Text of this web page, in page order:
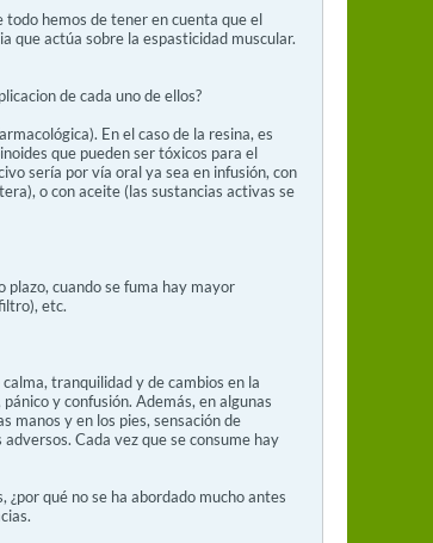
hemos de tener en cuenta que el
que actúa sobre la espasticidad muscular.
de cada uno de ellos?
En el caso de la resina, es
que pueden ser tóxicos para el
sería por vía oral ya sea en infusión, con
o con aceite (las sustancias activas se
plazo, cuando se fuma hay mayor
etc.
tranquilidad y de cambios en la
y confusión. Además, en algunas
manos y en los pies, sensación de
Cada vez que se consume hay
¿por qué no se ha abordado mucho antes